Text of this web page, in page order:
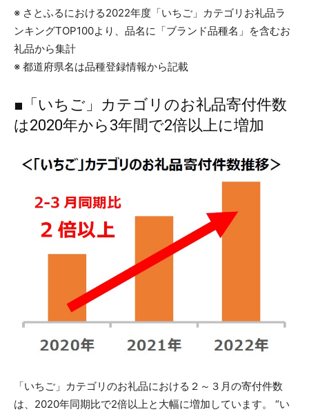
※ さとふるにおける2022年度「いちご」カテゴリお礼品ラ
ンキングTOP100より、品名に「ブランド品種名」を含むお
礼品から集計
※ 都道府県名は品種登録情報から記載
■「いちご」カテゴリのお礼品寄付件数
は2020年から3年間で2倍以上に増加
「いちご」カテゴリのお礼品における２～３月の寄付件数
は、2020年同期比で2倍以上と大幅に増加しています。 “い